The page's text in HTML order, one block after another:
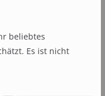
beliebtes
Es ist nicht